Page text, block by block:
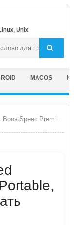
Unix
MACOS
Premium